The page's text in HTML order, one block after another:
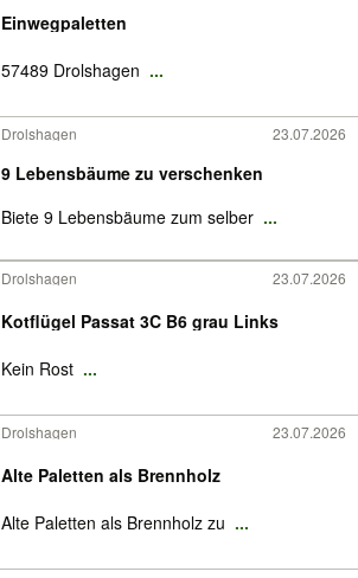
Einwegpaletten
57489 Drolshagen ...
Drolshagen 23.07.2026
9 Lebensbäume zu verschenken
Biete 9 Lebensbäume zum selber ...
Drolshagen 23.07.2026
Kotflügel Passat 3C B6 grau Links
Kein Rost ...
Drolshagen 23.07.2026
Alte Paletten als Brennholz
Alte Paletten als Brennholz zu ...